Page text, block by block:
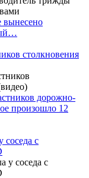
вынесено
столкновения
дорожно-
произошло 12
с